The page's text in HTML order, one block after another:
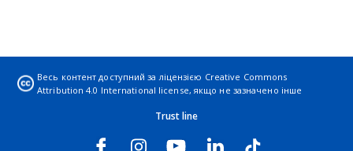
Весь контент доступний за ліцензією Creative Commons
Attribution 4.0 International license, якщо не зазначено інше
Trust line